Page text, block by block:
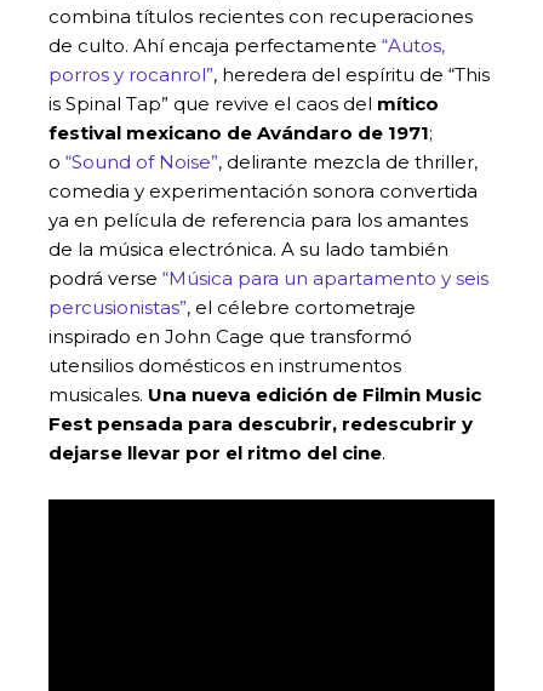
combina títulos recientes con recuperaciones
de culto. Ahí encaja perfectamente “Autos,
porros y rocanrol”, heredera del espíritu de “This
is Spinal Tap” que revive el caos del mítico
festival mexicano de Avándaro de 1971;
o “Sound of Noise”, delirante mezcla de thriller,
comedia y experimentación sonora convertida
ya en película de referencia para los amantes
de la música electrónica. A su lado también
podrá verse “Música para un apartamento y seis
percusionistas”, el célebre cortometraje
inspirado en John Cage que transformó
utensilios domésticos en instrumentos
musicales. Una nueva edición de Filmin Music
Fest pensada para descubrir, redescubrir y
dejarse llevar por el ritmo del cine.